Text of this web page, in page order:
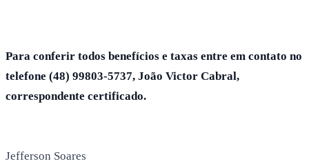
Para conferir todos benefícios e taxas entre em contato no
telefone (48) 99803-5737, João Victor Cabral,
correspondente certificado.
Jefferson Soares